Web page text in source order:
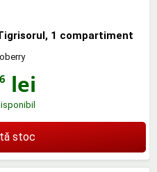
1 compartiment
lei
stoc